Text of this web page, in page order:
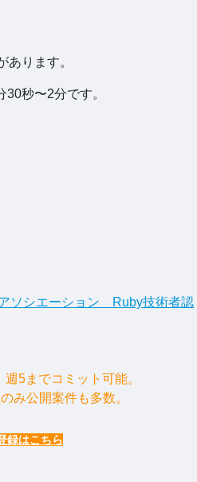
あります。
秒〜2分です。
ソシエーション Ruby技術者認
5までコミット可能。
み公開案件も多数。
録はこちら